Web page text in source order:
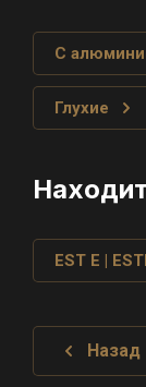
С
Глухие
EST E |
Назад